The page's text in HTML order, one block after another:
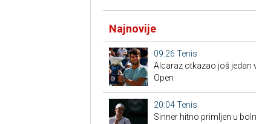
Najnovije
09:26 Tenis
Alcaraz otkazao još jedan
Open
20:04Tenis
Sinner hitno primljen u